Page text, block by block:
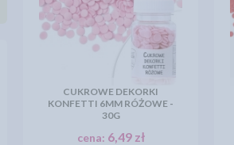
CUKROWE DEKORKI
KONFETTI 6MM RÓŻOWE -
30G
cena: 6,49 zł